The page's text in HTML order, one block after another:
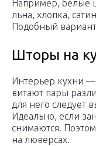
Например, белые
льна, хлопка,
Подобный
Шторы на
Интерьер кухни —
витают пары
для него следует
Идеально, если
снимаются.
на люверсах.